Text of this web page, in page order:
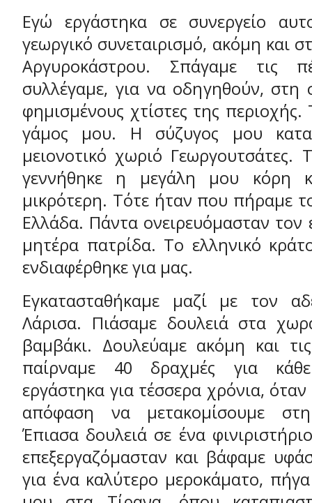
Εγώ εργάστηκα σε συνεργείο
γεωργικό συνεταιρισμό, ακόμη και
Αργυροκάστρου. Σπάγαμε τις
συλλέγαμε, για να οδηγηθούν, στη
φημισμένους χτίστες της
γάμος μου. Η σύζυγος μου
μειονοτικό χωριό Γεωργουτσάτες.
γεννήθηκε η μεγάλη μου κόρη
μικρότερη. Τότε ήταν που πήραμε
Ελλάδα. Πάντα ονειρευόμασταν
μητέρα πατρίδα. Το ελληνικό
ενδιαφέρθηκε για μας.
Εγκατασταθήκαμε μαζί με τον
Λάρισα. Πιάσαμε δουλειά στα
βαμβάκι. Δουλεύαμε ακόμη και
παίρναμε 40 δραχμές για
εργάστηκα για τέσσερα χρόνια,
απόφαση να μετακομίσουμε
Έπιασα δουλειά σε ένα
επεξεργαζόμασταν και βάφαμε
για ένα καλύτερο μεροκάματο,